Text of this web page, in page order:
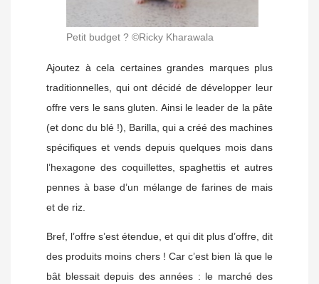
Petit budget ? ©Ricky Kharawala
Ajoutez à cela certaines grandes marques plus
traditionnelles, qui ont décidé de développer leur
offre vers le sans gluten. Ainsi le leader de la pâte
(et donc du blé !), Barilla, qui a créé des machines
spécifiques et vends depuis quelques mois dans
l’hexagone des coquillettes, spaghettis et autres
pennes à base d’un mélange de farines de mais
et de riz.
Bref, l’offre s’est étendue, et qui dit plus d’offre, dit
des produits moins chers ! Car c’est bien là que le
bât blessait depuis des années : le marché des